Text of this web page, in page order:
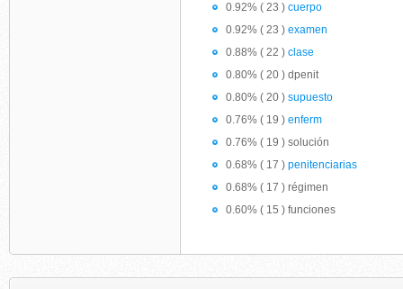
0.92% ( 23 ) cuerpo
0.92% ( 23 ) examen
0.88% ( 22 ) clase
0.80% ( 20 ) dpenit
0.80% ( 20 ) supuesto
0.76% ( 19 ) enferm
0.76% ( 19 ) solución
0.68% ( 17 ) penitenciarias
0.68% ( 17 ) régimen
0.60% ( 15 ) funciones